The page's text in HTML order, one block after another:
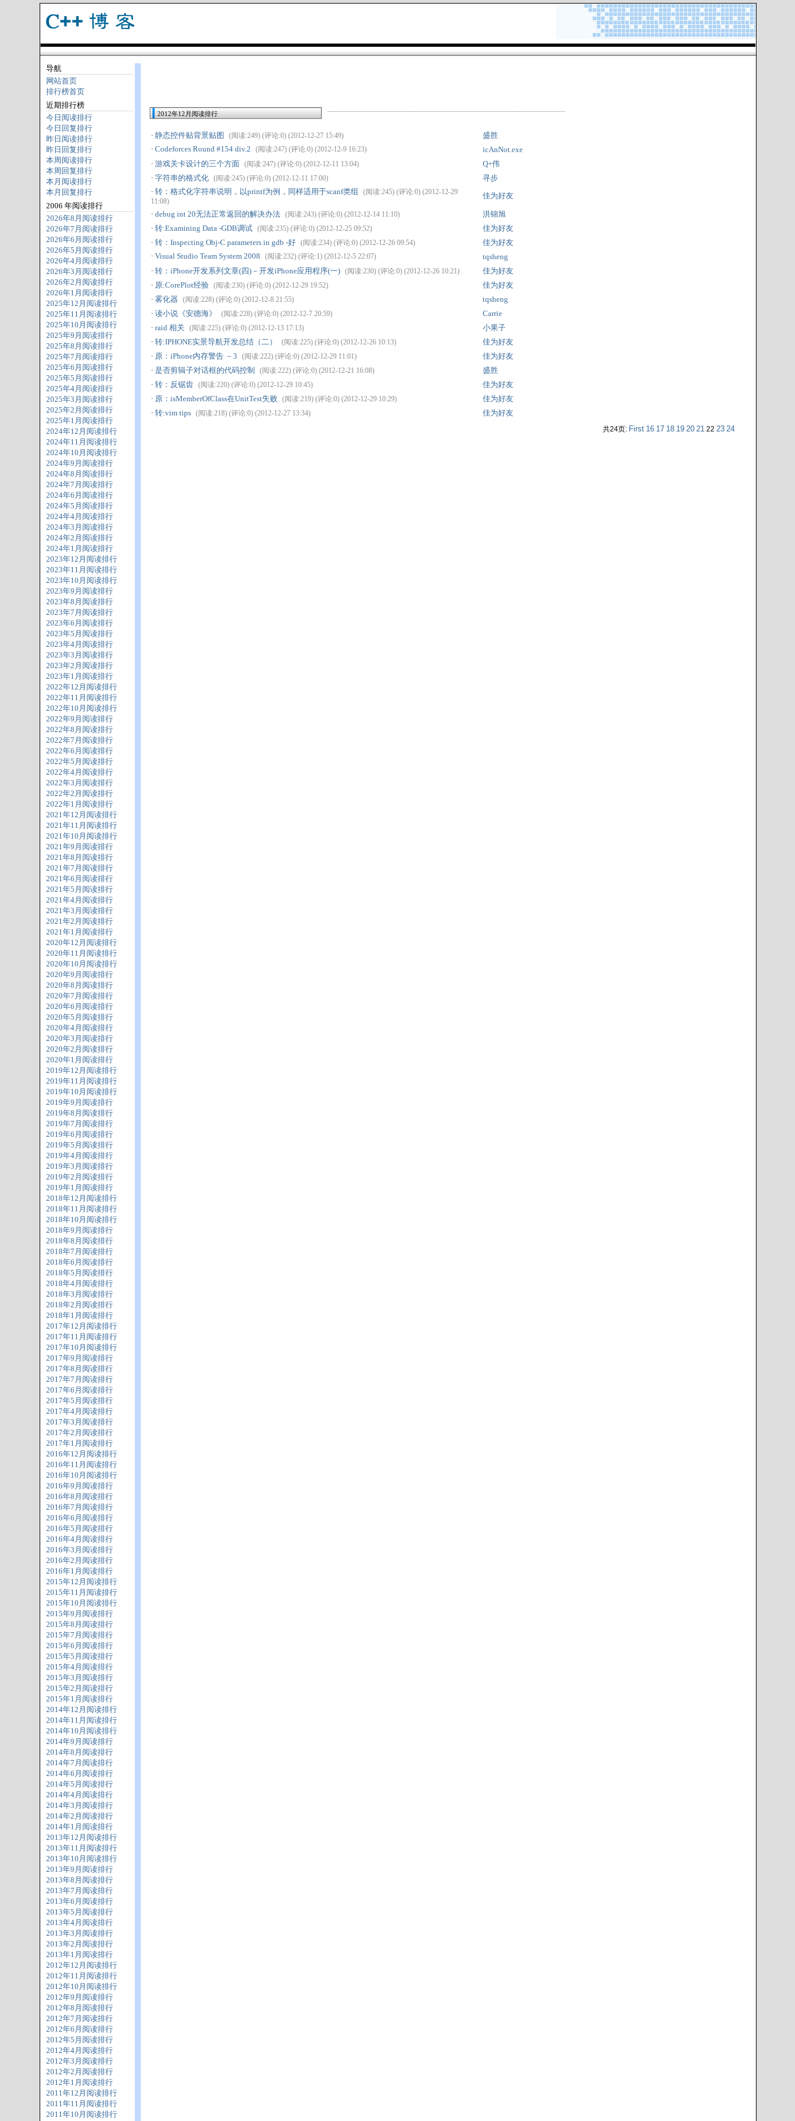
导航
网站首页
排行榜首页
近期排行榜
今日阅读排行
今日回复排行
昨日阅读排行
昨日回复排行
本周阅读排行
本周回复排行
本月阅读排行
本月回复排行
2006 年阅读排行
2026年8月阅读排行
2026年7月阅读排行
2026年6月阅读排行
2026年5月阅读排行
2026年4月阅读排行
2026年3月阅读排行
2026年2月阅读排行
2026年1月阅读排行
2025年12月阅读排行
2025年11月阅读排行
2025年10月阅读排行
2025年9月阅读排行
2025年8月阅读排行
2025年7月阅读排行
2025年6月阅读排行
2025年5月阅读排行
2025年4月阅读排行
2025年3月阅读排行
2025年2月阅读排行
2025年1月阅读排行
2024年12月阅读排行
2024年11月阅读排行
2024年10月阅读排行
2024年9月阅读排行
2024年8月阅读排行
2024年7月阅读排行
2024年6月阅读排行
2024年5月阅读排行
2024年4月阅读排行
2024年3月阅读排行
2024年2月阅读排行
2024年1月阅读排行
2023年12月阅读排行
2023年11月阅读排行
2023年10月阅读排行
2023年9月阅读排行
2023年8月阅读排行
2023年7月阅读排行
2023年6月阅读排行
2023年5月阅读排行
2023年4月阅读排行
2023年3月阅读排行
2023年2月阅读排行
2023年1月阅读排行
2022年12月阅读排行
2022年11月阅读排行
2022年10月阅读排行
2022年9月阅读排行
2022年8月阅读排行
2022年7月阅读排行
2022年6月阅读排行
2022年5月阅读排行
2022年4月阅读排行
2022年3月阅读排行
2022年2月阅读排行
2022年1月阅读排行
2021年12月阅读排行
2021年11月阅读排行
2021年10月阅读排行
2021年9月阅读排行
2021年8月阅读排行
2021年7月阅读排行
2021年6月阅读排行
2021年5月阅读排行
2021年4月阅读排行
2021年3月阅读排行
2021年2月阅读排行
2021年1月阅读排行
2020年12月阅读排行
2020年11月阅读排行
2020年10月阅读排行
2020年9月阅读排行
2020年8月阅读排行
2020年7月阅读排行
2020年6月阅读排行
2020年5月阅读排行
2020年4月阅读排行
2020年3月阅读排行
2020年2月阅读排行
2020年1月阅读排行
2019年12月阅读排行
2019年11月阅读排行
2019年10月阅读排行
2019年9月阅读排行
2019年8月阅读排行
2019年7月阅读排行
2019年6月阅读排行
2019年5月阅读排行
2019年4月阅读排行
2019年3月阅读排行
2019年2月阅读排行
2019年1月阅读排行
2018年12月阅读排行
2018年11月阅读排行
2018年10月阅读排行
2018年9月阅读排行
2018年8月阅读排行
2018年7月阅读排行
2018年6月阅读排行
2018年5月阅读排行
2018年4月阅读排行
2018年3月阅读排行
2018年2月阅读排行
2018年1月阅读排行
2017年12月阅读排行
2017年11月阅读排行
2017年10月阅读排行
2017年9月阅读排行
2017年8月阅读排行
2017年7月阅读排行
2017年6月阅读排行
2017年5月阅读排行
2017年4月阅读排行
2017年3月阅读排行
2017年2月阅读排行
2017年1月阅读排行
2016年12月阅读排行
2016年11月阅读排行
2016年10月阅读排行
2016年9月阅读排行
2016年8月阅读排行
2016年7月阅读排行
2016年6月阅读排行
2016年5月阅读排行
2016年4月阅读排行
2016年3月阅读排行
2016年2月阅读排行
2016年1月阅读排行
2015年12月阅读排行
2015年11月阅读排行
2015年10月阅读排行
2015年9月阅读排行
2015年8月阅读排行
2015年7月阅读排行
2015年6月阅读排行
2015年5月阅读排行
2015年4月阅读排行
2015年3月阅读排行
2015年2月阅读排行
2015年1月阅读排行
2014年12月阅读排行
2014年11月阅读排行
2014年10月阅读排行
2014年9月阅读排行
2014年8月阅读排行
2014年7月阅读排行
2014年6月阅读排行
2014年5月阅读排行
2014年4月阅读排行
2014年3月阅读排行
2014年2月阅读排行
2014年1月阅读排行
2013年12月阅读排行
2013年11月阅读排行
2013年10月阅读排行
2013年9月阅读排行
2013年8月阅读排行
2013年7月阅读排行
2013年6月阅读排行
2013年5月阅读排行
2013年4月阅读排行
2013年3月阅读排行
2013年2月阅读排行
2013年1月阅读排行
2012年12月阅读排行
2012年11月阅读排行
2012年10月阅读排行
2012年9月阅读排行
2012年8月阅读排行
2012年7月阅读排行
2012年6月阅读排行
2012年5月阅读排行
2012年4月阅读排行
2012年3月阅读排行
2012年2月阅读排行
2012年1月阅读排行
2011年12月阅读排行
2011年11月阅读排行
2011年10月阅读排行
2012年12月阅读排行
·静态控件贴背景贴图 (阅读:249) (评论:0) (2012-12-27 15:49)
盛胜
·Codeforces Round #154 div.2 (阅读:247) (评论:0) (2012-12-9 16:23)
icAnNot.exe
·游戏关卡设计的三个方面 (阅读:247) (评论:0) (2012-12-11 13:04)
Q+伟
·字符串的格式化 (阅读:245) (评论:0) (2012-12-11 17:00)
寻步
·转：格式化字符串说明，以printf为例，同样适用于scanf类组
(阅读:245) (评论:0) (2012-12-29
11:08)
佳为好友
·debug int 20无法正常返回的解决办法 (阅读:243) (评论:0) (2012-12-14 11:10)
洪锦旭
·转:Examining Data -GDB调试 (阅读:235) (评论:0) (2012-12-25 09:52)
佳为好友
·转：Inspecting Obj-C parameters in gdb -好 (阅读:234) (评论:0) (2012-12-26 09:54)
佳为好友
·Visual Studio Team System 2008 (阅读:232) (评论:1) (2012-12-5 22:07)
tqsheng
·转：iPhone开发系列文章(四)－开发iPhone应用程序(一) (阅读:230) (评论:0) (2012-12-26 10:21)
佳为好友
· 原:CorePlot经验 (阅读:230) (评论:0) (2012-12-29 19:52)
佳为好友
·雾化器 (阅读:228) (评论:0) (2012-12-8 21:55)
tqsheng
·读小说《安德海》 (阅读:228) (评论:0) (2012-12-7 20:59)
Carrie
·raid 相关 (阅读:225) (评论:0) (2012-12-13 17:13)
小果子
·转:IPHONE实景导航开发总结（二） (阅读:225) (评论:0) (2012-12-26 10:13)
佳为好友
· 原：iPhone内存警告 －3 (阅读:222) (评论:0) (2012-12-29 11:01)
佳为好友
·是否剪辑子对话框的代码控制 (阅读:222) (评论:0) (2012-12-21 16:08)
盛胜
·转：反锯齿 (阅读:220) (评论:0) (2012-12-29 10:45)
佳为好友
· 原：isMemberOfClass在UnitTest失败 (阅读:219) (评论:0) (2012-12-29 10:29)
佳为好友
·转:vim tips (阅读:218) (评论:0) (2012-12-27 13:34) 佳为好友
共24页: First 16 17 18 19 20 2122 23 24